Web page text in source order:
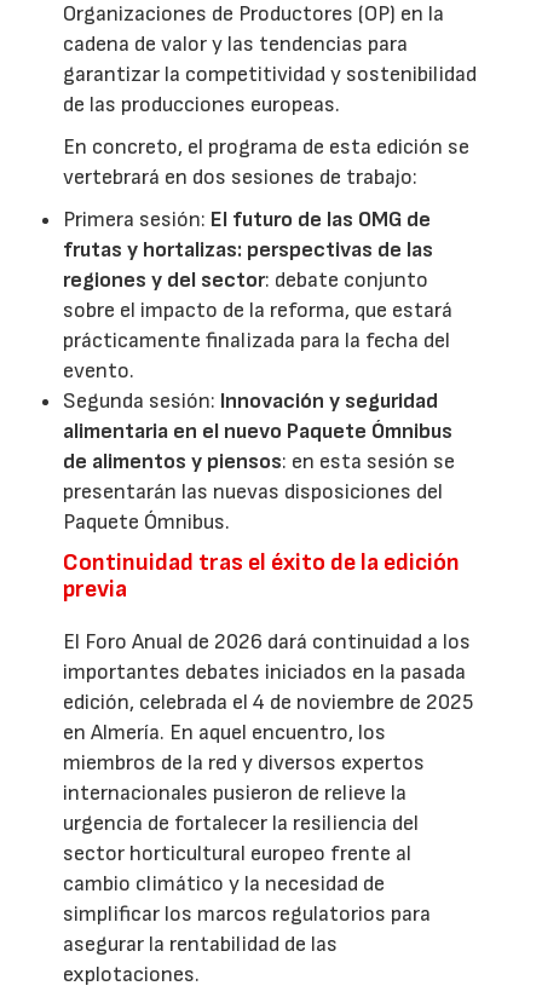
Organizaciones de Productores (OP) en la
cadena de valor y las tendencias para
garantizar la competitividad y sostenibilidad
de las producciones europeas.
En concreto, el programa de esta edición se
vertebrará en dos sesiones de trabajo:
Primera sesión: El futuro de las OMG de
frutas y hortalizas: perspectivas de las
regiones y del sector: debate conjunto
sobre el impacto de la reforma, que estará
prácticamente finalizada para la fecha del
evento.
Segunda sesión: Innovación y seguridad
alimentaria en el nuevo Paquete Ómnibus
de alimentos y piensos: en esta sesión se
presentarán las nuevas disposiciones del
Paquete Ómnibus.
Continuidad tras el éxito de la edición
previa
El Foro Anual de 2026 dará continuidad a los
importantes debates iniciados en la pasada
edición, celebrada el 4 de noviembre de 2025
en Almería. En aquel encuentro, los
miembros de la red y diversos expertos
internacionales pusieron de relieve la
urgencia de fortalecer la resiliencia del
sector horticultural europeo frente al
cambio climático y la necesidad de
simplificar los marcos regulatorios para
asegurar la rentabilidad de las
explotaciones.